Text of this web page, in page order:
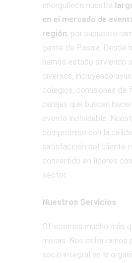
enorgullece nuestra
en el mercado de
región, por supuesto
gente de Pasaia. Desde
hemos estado sirviendo
diversos, incluyendo
colegios, comisiones de
parejas que buscan
evento inolvidable.
compromiso con la
satisfacción del cliente
convertido en líderes
sector.
Nuestros Servicios
Ofrecemos mucho más
mesas. Nos esforzamos
socio integral en la